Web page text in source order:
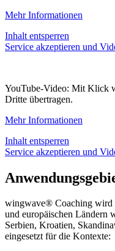
Mehr Informationen
Inhalt entsperren
Service akzeptieren und
YouTube-Video: Mit Klick
Dritte übertragen.
Mehr Informationen
Inhalt entsperren
Service akzeptieren und
wingwave® Coaching wird
und europäischen Ländern
Serbien, Kroatien,
eingesetzt für die Kontexte: